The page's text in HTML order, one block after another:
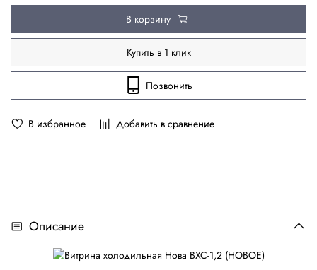
В избранное Добавить в сравнение
В корзину
Купить в 1 клик
Позвонить
Описание